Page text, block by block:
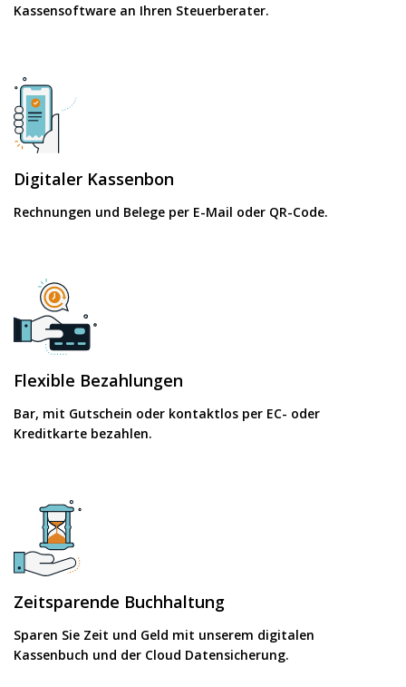
Kassensoftware an Ihren Steuerberater.
Digitaler Kassenbon
Rechnungen und Belege per E-Mail oder QR-Code.
Flexible Bezahlungen
Bar, mit Gutschein oder kontaktlos per EC- oder
Kreditkarte bezahlen.
Zeitsparende Buchhaltung
Sparen Sie Zeit und Geld mit unserem digitalen
Kassenbuch und der Cloud Datensicherung.